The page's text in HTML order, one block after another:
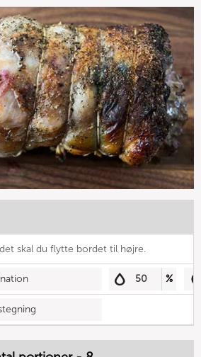
skal du flytte bordet til højre.
50 %